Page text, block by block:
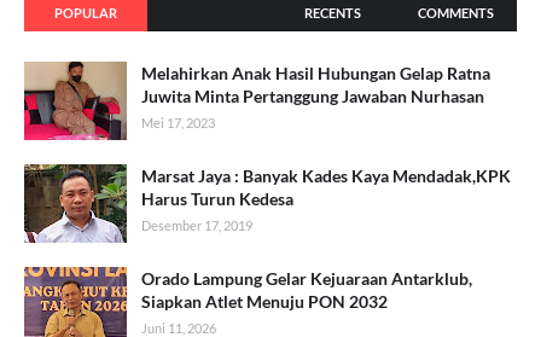
POPULAR RECENTS COMMENTS
Melahirkan Anak Hasil Hubungan Gelap Ratna
Juwita Minta Pertanggung Jawaban Nurhasan
Mei 17, 2023
Marsat Jaya : Banyak Kades Kaya Mendadak,KPK
Harus Turun Kedesa
Desember 17, 2019
Orado Lampung Gelar Kejuaraan Antarklub,
Siapkan Atlet Menuju PON 2032
Juni 11, 2026